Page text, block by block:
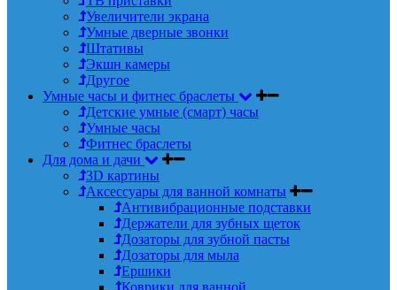
Увеличители экрана
Умные дверные звонки
Штативы
Экшн камеры
Другое
Умные часы и фитнес браслеты
Детские умные (смарт) часы
Умные часы
Фитнес браслеты
Для дома и дачи
3D картины
Аксессуары для ванной комнаты
Антивибрационные подставки
Держатели для зубных щеток
Дозаторы для зубной пасты
Дозаторы для мыла
Ершики
Коврики для ванной